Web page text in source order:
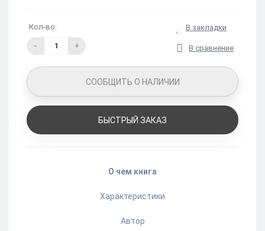
Кол-во:
- +
В закладки
В сравнение
СООБЩИТЬ О НАЛИЧИИ
БЫСТРЫЙ ЗАКАЗ
О чем книга
Характеристики
Автор